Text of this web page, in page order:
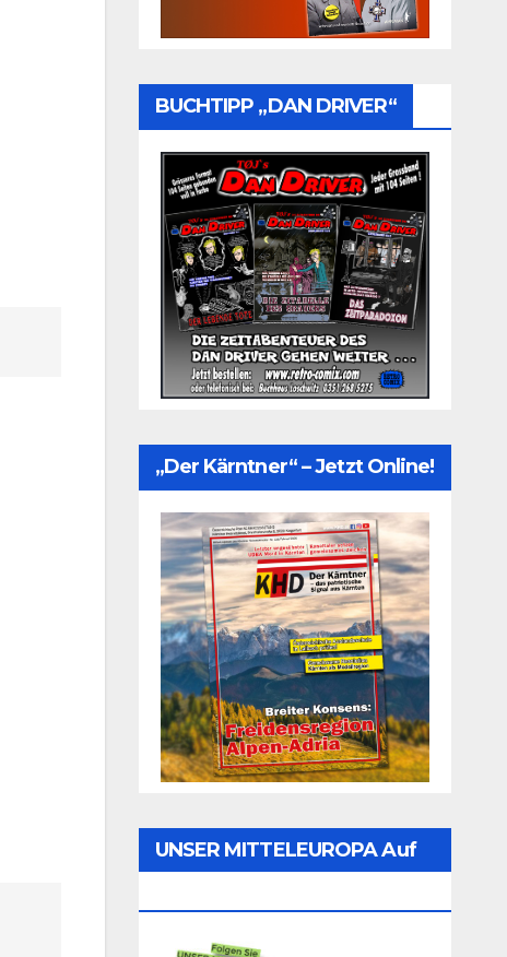
BUCHTIPP „DAN DRIVER“
„Der Kärntner“ – Jetzt Online!
UNSER MITTELEUROPA Auf